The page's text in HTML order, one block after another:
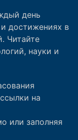
день
достижениях в
Читайте
науки и
на
или заполняя